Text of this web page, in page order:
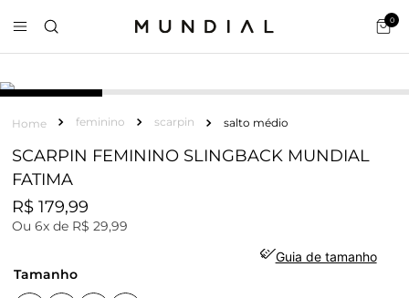
0
feminino scarpin salto médio
SCARPIN FEMININO SLINGBACK MUNDIAL
FATIMA
R$ 179,99
Ou 6x de R$ 29,99
Guia de tamanho
tamanho